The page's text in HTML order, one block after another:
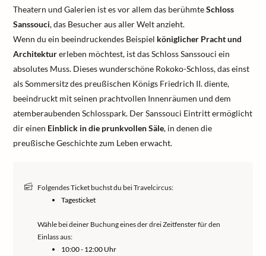
Theatern und Galerien ist es vor allem das berühmteSchloss
Sanssouci, das Besucher aus aller Welt anzieht.
Wenn du ein beeindruckendes Beispiel königlicher Pracht und
Architekturerleben möchtest, ist das Schloss Sanssouci ein
absolutes Muss. Dieses wunderschöne Rokoko-Schloss, das einst
als Sommersitz des preußischen Königs Friedrich II. diente,
beeindruckt mit seinen prachtvollen Innenräumen und dem
atemberaubenden Schlosspark. Der Sanssouci Eintritt ermöglicht
dir einen Einblick in die prunkvollen Säle, in denen die
preußische Geschichte zum Leben erwacht.
Folgendes Ticket buchst du bei Travelcircus:
Tagesticket
Wähle bei deiner Buchung eines der drei Zeitfenster für den
Einlass aus:
10:00 - 12:00 Uhr